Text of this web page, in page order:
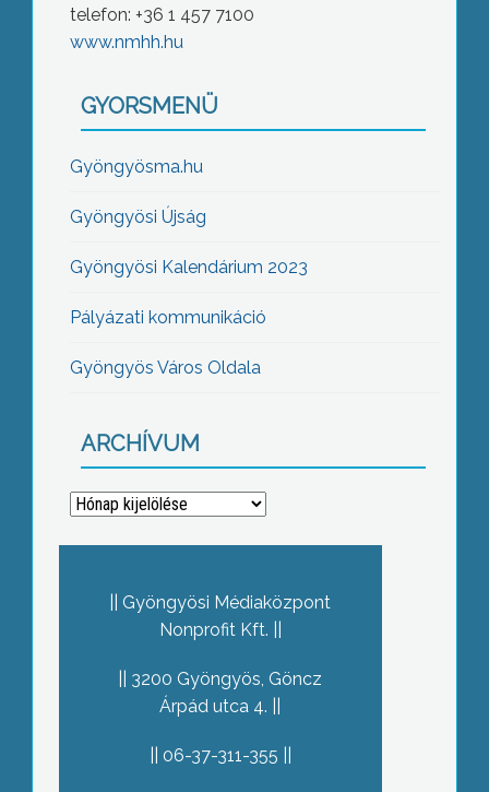
telefon: +36 1 457 7100
www.nmhh.hu
GYORSMENÜ
Gyöngyösma.hu
Gyöngyösi Újság
Gyöngyösi Kalendárium 2023
Pályázati kommunikáció
Gyöngyös Város Oldala
ARCHÍVUM
Archívum
Gyöngyösi Médiaközpont
Nonprofit Kft.
3200 Gyöngyös, Göncz
Árpád utca 4.
06-37-311-355